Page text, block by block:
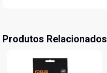
Produtos Relacionados